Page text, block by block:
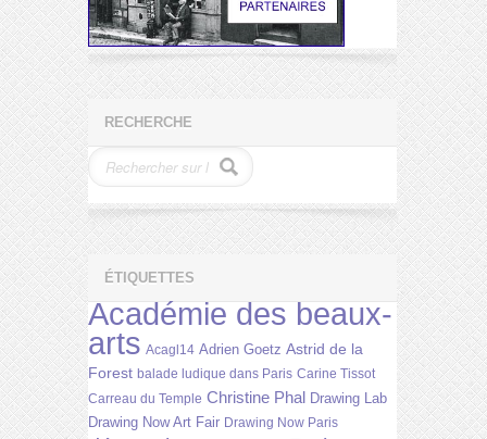
RECHERCHE
ÉTIQUETTES
Académie des beaux-
arts Acagl14 Adrien Goetz Astrid de la
Forest balade ludique dans Paris Carine Tissot
Carreau du Temple Christine Phal Drawing Lab
Drawing Now Art Fair Drawing Now Paris